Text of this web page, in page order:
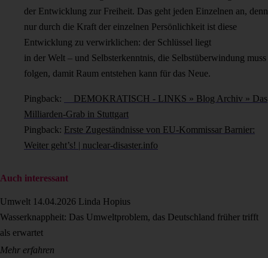
der Entwicklung zur Freiheit. Das geht jeden Einzelnen an, denn
nur durch die Kraft der einzelnen Persönlichkeit ist diese
Entwicklung zu verwirklichen: der Schlüssel liegt
in der Welt – und Selbsterkenntnis, die Selbstüberwindung muss
folgen, damit Raum entstehen kann für das Neue.
Pingback:
DEMOKRATISCH - LINKS » Blog Archiv » Das
Milliarden-Grab in Stuttgart
Pingback: Erste Zugeständnisse von EU-Kommissar Barnier:
Weiter geht’s! | nuclear-disaster.info
Auch interessant
Umwelt 14.04.2026 Linda Hopius
Wasserknappheit: Das Umweltproblem, das Deutschland früher trifft
als erwartet
Mehr erfahren